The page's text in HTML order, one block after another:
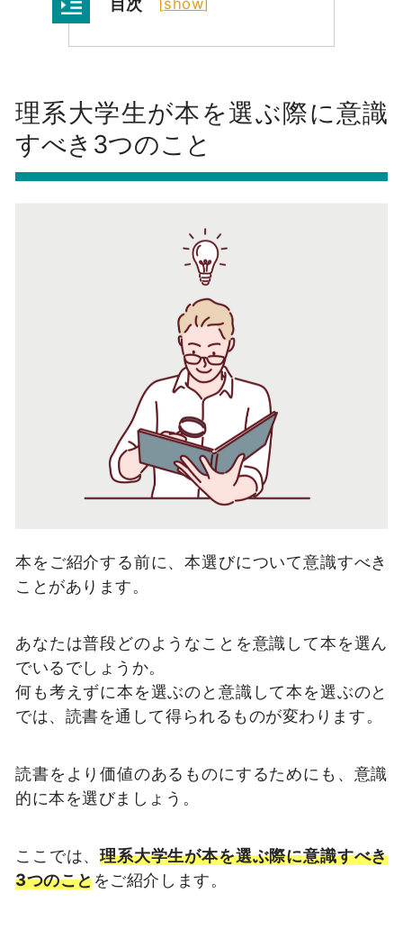
目次 [show]
理系大学生が本を選ぶ際に意識
すべき3つのこと
本をご紹介する前に、本選びについて意識すべき
ことがあります。
あなたは普段どのようなことを意識して本を選ん
でいるでしょうか。
何も考えずに本を選ぶのと意識して本を選ぶのと
では、読書を通して得られるものが変わります。
読書をより価値のあるものにするためにも、意識
的に本を選びましょう。
ここでは、理系大学生が本を選ぶ際に意識すべき
3つのことをご紹介します。